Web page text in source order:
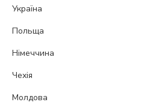
Україна
Польща
Німеччина
Чехія
Молдова